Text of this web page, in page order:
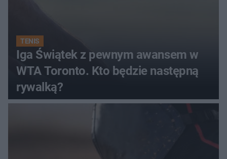
TENIS
Iga Świątek z pewnym awansem w
WTA Toronto. Kto będzie następną
rywalką?